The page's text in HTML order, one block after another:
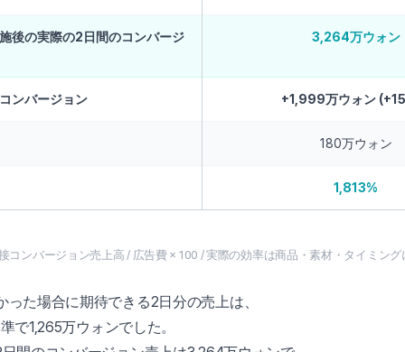
後の実際の2日間のコンバージ 3,264万ウォン
ンバージョン +1,999万ウォン
180万ウォン
1,813%
コンバージョン売上高 / 広告費 × 100 / 実際の効率は商品・素材・タイミン
った場合に期待できる2日分の売上は、
で1,265万ウォンでした。